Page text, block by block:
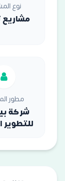
نوع
مشاريع
مطور
شركة
للتطوير